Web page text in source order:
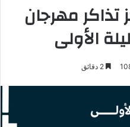
مهرجان
الأولى